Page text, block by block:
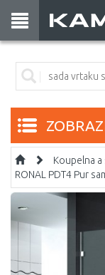
Koupelna a
RONAL PDT4 Pur